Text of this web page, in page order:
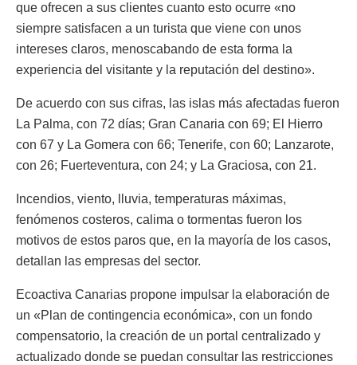
que ofrecen a sus clientes cuanto esto ocurre «no
siempre satisfacen a un turista que viene con unos
intereses claros, menoscabando de esta forma la
experiencia del visitante y la reputación del destino».
De acuerdo con sus cifras, las islas más afectadas fueron
La Palma, con 72 días; Gran Canaria con 69; El Hierro
con 67 y La Gomera con 66; Tenerife, con 60; Lanzarote,
con 26; Fuerteventura, con 24; y La Graciosa, con 21.
Incendios, viento, lluvia, temperaturas máximas,
fenómenos costeros, calima o tormentas fueron los
motivos de estos paros que, en la mayoría de los casos,
detallan las empresas del sector.
Ecoactiva Canarias propone impulsar la elaboración de
un «Plan de contingencia económica», con un fondo
compensatorio, la creación de un portal centralizado y
actualizado donde se puedan consultar las restricciones